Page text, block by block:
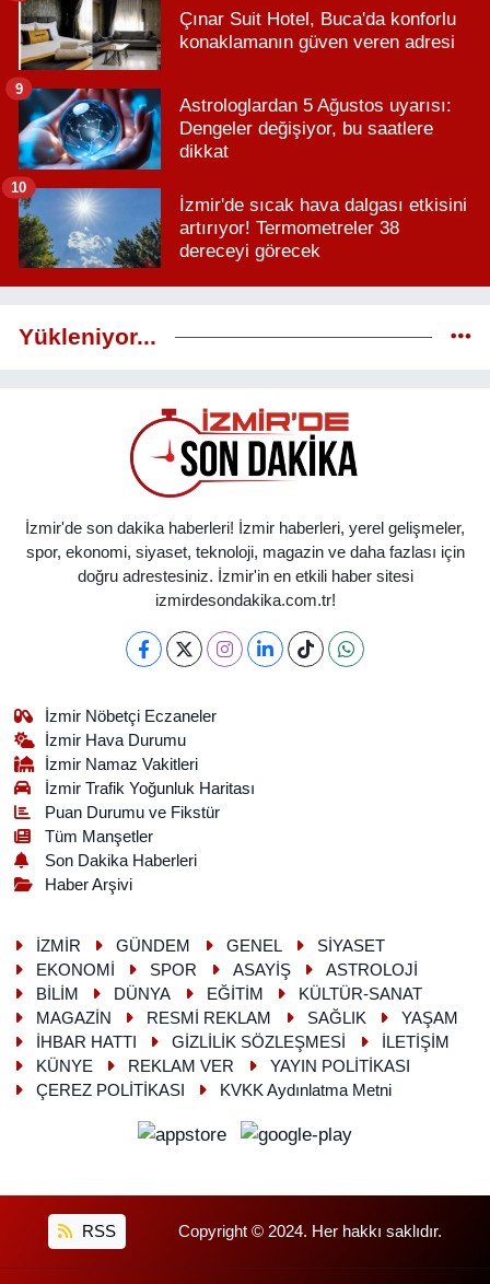
Çınar Suit Hotel, Buca'da konforlu
konaklamanın güven veren adresi
Astrologlardan 5 Ağustos uyarısı:
Dengeler değişiyor, bu saatlere
dikkat
9
İzmir'de sıcak hava dalgası etkisini
artırıyor! Termometreler 38
dereceyi görecek
10
Yükleniyor...
İzmir'de son dakika haberleri! İzmir haberleri, yerel gelişmeler,
spor, ekonomi, siyaset, teknoloji, magazin ve daha fazlası için
doğru adrestesiniz. İzmir'in en etkili haber sitesi
izmirdesondakika.com.tr!
İzmir Nöbetçi Eczaneler
İzmir Hava Durumu
İzmir Namaz Vakitleri
İzmir Trafik Yoğunluk Haritası
Puan Durumu ve Fikstür
Tüm Manşetler
Son Dakika Haberleri
Haber Arşivi
İZMİR GÜNDEM GENEL
SİYASET
EKONOMİ
SPOR ASAYİŞ
ASTROLOJİ
BİLİM
DÜNYA EĞİTİM
KÜLTÜR-SANAT
MAGAZİN
RESMİ REKLAM SAĞLIK
YAŞAM
İHBAR HATTI
GİZLİLİK SÖZLEŞMESİ
İLETİŞİM
KÜNYE
REKLAM VER
YAYIN POLİTİKASI
ÇEREZ POLİTİKASI
KVKK Aydınlatma Metni
RSS Copyright © 2024. Her hakkı saklıdır.